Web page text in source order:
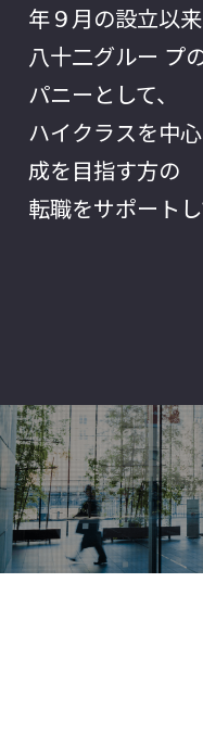
年９月の設立以来
八十二グルー プ
パニーとして、
ハイクラスを中
成を目指す方の
転職をサポートし